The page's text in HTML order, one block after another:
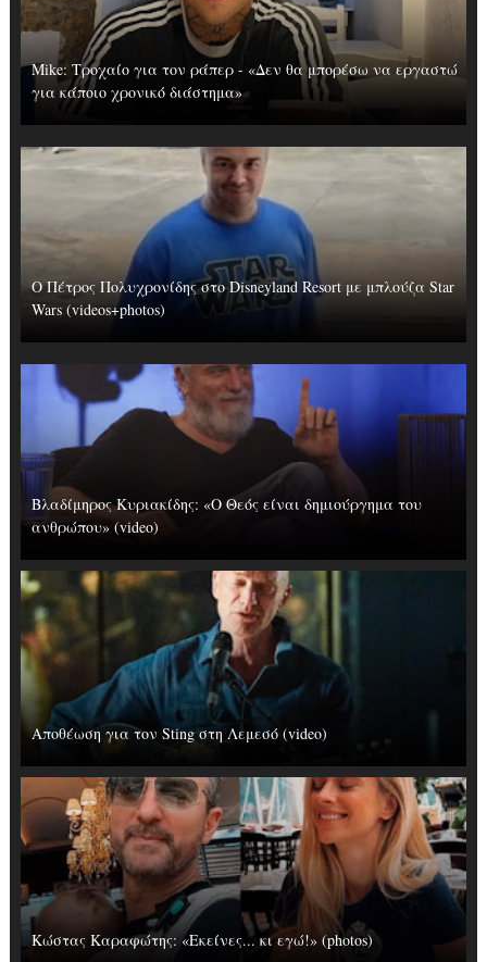
Mike: Τροχαίο για τον ράπερ - «Δεν θα μπορέσω να εργαστώ
για κάποιο χρονικό διάστημα»
Ο Πέτρος Πολυχρονίδης στο Disneyland Resort με μπλούζα Star
Wars (videos+photos)
Βλαδίμηρος Κυριακίδης: «Ο Θεός είναι δημιούργημα του
ανθρώπου» (video)
Αποθέωση για τον Sting στη Λεμεσό (video)
Κώστας Καραφώτης: «Εκείνες... κι εγώ!» (photos)